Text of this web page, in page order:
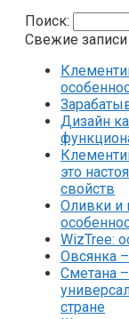
Поиск:
Свежие записи
Дизайн
это
свойств
Оливки и
WizTree:
Овсянка
Сметана
стране